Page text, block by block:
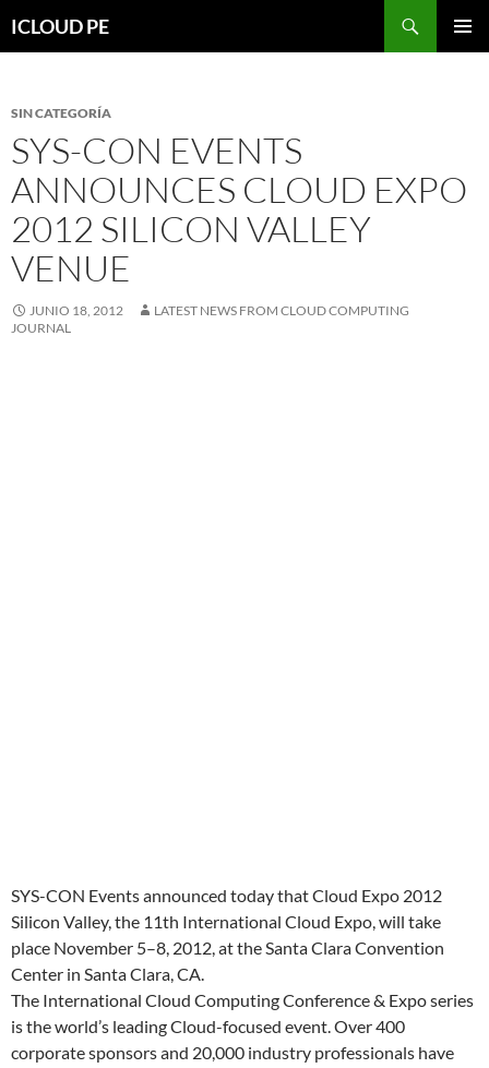
hacia
ICLOUD PE
SIN CATEGORÍA
SYS-CON EVENTS
ANNOUNCES CLOUD EXPO
2012 SILICON VALLEY
VENUE
JUNIO 18, 2012
LATEST NEWS FROM CLOUD COMPUTING
JOURNAL
SYS-CON Events announced today that Cloud Expo 2012
Silicon Valley, the 11th International Cloud Expo, will take
place November 5–8, 2012, at the Santa Clara Convention
Center in Santa Clara, CA.
The International Cloud Computing Conference & Expo series
is the world’s leading Cloud-focused event. Over 400
corporate sponsors and 20,000 industry professionals have